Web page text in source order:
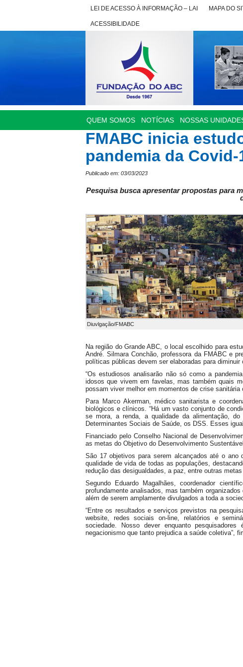
LEI DE ACESSO À INFORMAÇÃO – LAI MAPA DO
ACESSIBILIDADE
QUEM SOMOS NOTÍCIAS NOSSAS
FMABC inicia
pandemia da
Publicado em: 03/03/2023
Pesquisa busca apresentar propostas para
Diuvlgação/FMABC
Na região do Grande ABC, o local escolhido para
André. Silmara Conchão, professora da FMABC e
políticas públicas devem ser elaboradas para
“Os estudiosos analisarão não só como a
idosos que vivem em favelas, mas também quais
possam viver melhor em momentos de crise sanitária
Para Marco Akerman, médico sanitarista e
biológicos e clínicos. “Há um vasto conjunto de
se mora, a renda, a qualidade da alimentação,
Determinantes Sociais de Saúde, os DSS. Esses
Financiado pelo Conselho Nacional de
as metas do Objetivo do Desenvolvimento
São 17 objetivos para serem alcançados até o
qualidade de vida de todas as populações,
redução das desigualdades, a paz, entre outras
Segundo Eduardo Magalhães, coordenador
profundamente analisados, mas também
além de serem amplamente divulgados a toda a
“Entre os resultados e serviços previstos na
website, redes sociais on-line, relatórios e
sociedade. Nosso dever enquanto
negacionismo que tanto prejudica a saúde coletiva”,